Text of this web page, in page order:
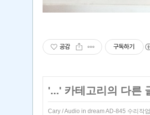
공감 구독하기
'...' 카테고리의 다른
Cary / Audio in dream AD-845 수리작